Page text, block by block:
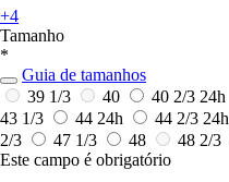
+4
Tamanho
*
Guia de tamanhos
39 1/3
40 40 2/3 24h
43 1/3
44 24h 44 2/3 24h
2/3
47 1/3 48 48 2/3
Este campo é obrigatório